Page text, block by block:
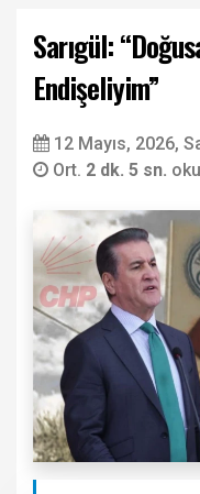
Sarıgül:
Endişeliyim”
12 Mayıs, 2026,
Ort. 2 dk. 5 sn.